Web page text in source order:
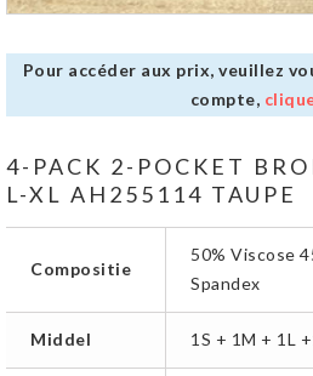
Pour accéder aux prix, veuillez
compte,
4-PACK 2-POCKET
L-XL AH255114 TAUPE
Compositie
50% Viscose
Spandex
Middel 1S + 1M + 1L